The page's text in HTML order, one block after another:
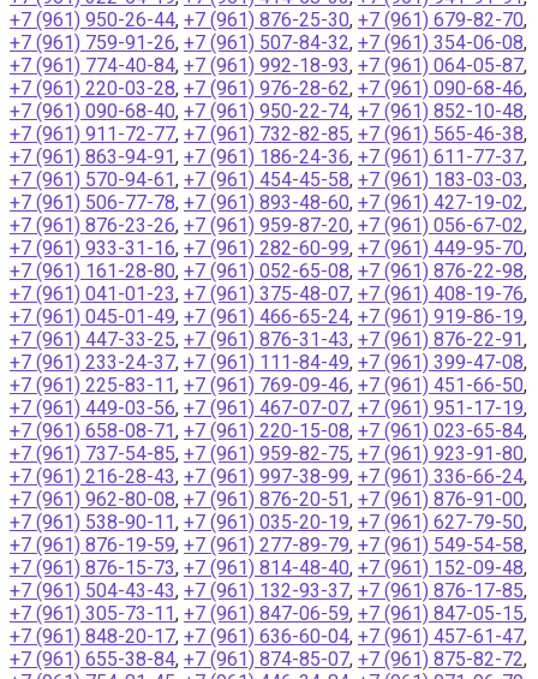
+7 (961) 950-26-44, +7 (961) 876-25-30, +7 (961) 679-82-70,
+7 (961) 759-91-26, +7 (961) 507-84-32, +7 (961) 354-06-08,
+7 (961) 774-40-84, +7 (961) 992-18-93, +7 (961) 064-05-87,
+7 (961) 220-03-28, +7 (961) 976-28-62, +7 (961) 090-68-46,
+7 (961) 090-68-40, +7 (961) 950-22-74, +7 (961) 852-10-48,
+7 (961) 911-72-77, +7 (961) 732-82-85, +7 (961) 565-46-38,
+7 (961) 863-94-91, +7 (961) 186-24-36, +7 (961) 611-77-37,
+7 (961) 570-94-61, +7 (961) 454-45-58, +7 (961) 183-03-03,
+7 (961) 506-77-78, +7 (961) 893-48-60, +7 (961) 427-19-02,
+7 (961) 876-23-26, +7 (961) 959-87-20, +7 (961) 056-67-02,
+7 (961) 933-31-16, +7 (961) 282-60-99, +7 (961) 449-95-70,
+7 (961) 161-28-80, +7 (961) 052-65-08, +7 (961) 876-22-98,
+7 (961) 041-01-23, +7 (961) 375-48-07, +7 (961) 408-19-76,
+7 (961) 045-01-49, +7 (961) 466-65-24, +7 (961) 919-86-19,
+7 (961) 447-33-25, +7 (961) 876-31-43, +7 (961) 876-22-91,
+7 (961) 233-24-37, +7 (961) 111-84-49, +7 (961) 399-47-08,
+7 (961) 225-83-11, +7 (961) 769-09-46, +7 (961) 451-66-50,
+7 (961) 449-03-56, +7 (961) 467-07-07, +7 (961) 951-17-19,
+7 (961) 658-08-71, +7 (961) 220-15-08, +7 (961) 023-65-84,
+7 (961) 737-54-85, +7 (961) 959-82-75, +7 (961) 923-91-80,
+7 (961) 216-28-43, +7 (961) 997-38-99, +7 (961) 336-66-24,
+7 (961) 962-80-08, +7 (961) 876-20-51, +7 (961) 876-91-00,
+7 (961) 538-90-11, +7 (961) 035-20-19, +7 (961) 627-79-50,
+7 (961) 876-19-59, +7 (961) 277-89-79, +7 (961) 549-54-58,
+7 (961) 876-15-73, +7 (961) 814-48-40, +7 (961) 152-09-48,
+7 (961) 504-43-43, +7 (961) 132-93-37, +7 (961) 876-17-85,
+7 (961) 305-73-11, +7 (961) 847-06-59, +7 (961) 847-05-15,
+7 (961) 848-20-17, +7 (961) 636-60-04, +7 (961) 457-61-47,
+7 (961) 655-38-84, +7 (961) 874-85-07, +7 (961) 875-82-72,